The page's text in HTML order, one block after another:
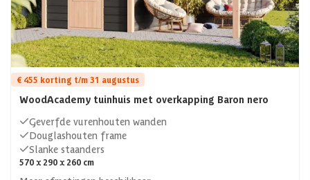
€ 455 korting t/m 31 augustus
WoodAcademy tuinhuis met overkapping Baron nero
Geverfde vurenhouten wanden
Douglashouten frame
Slanke staanders
570 x 290 x 260 cm